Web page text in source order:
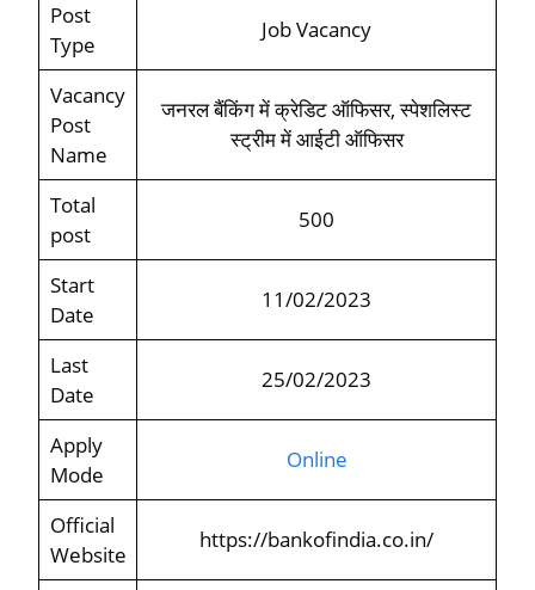
Post
Type
Job Vacancy
Vacancy
Post
Name
जनरल बैंकिंग में क्रेडिट ऑफिसर, स्पेशलिस्ट
स्ट्रीम में आईटी ऑफिसर
Total
post
500
Start
Date
11/02/2023
Last
Date
25/02/2023
Apply
Mode
Online
Official
Website
https://bankofindia.co.in/